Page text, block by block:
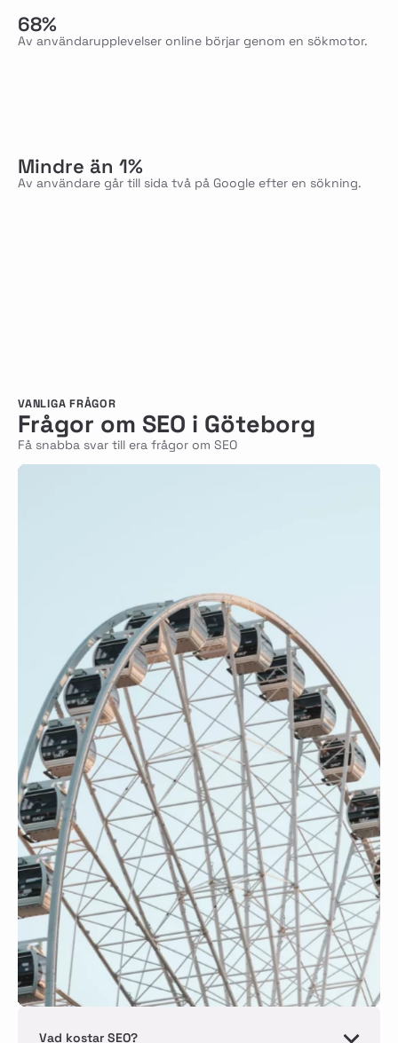
68%
Av användarupplevelser online börjar genom en sökmotor.
Mindre än 1%
Av användare går till sida två på Google efter en sökning.
VANLIGA FRÅGOR
Frågor om SEO i Göteborg
Få snabba svar till era frågor om SEO
Vad kostar SEO?